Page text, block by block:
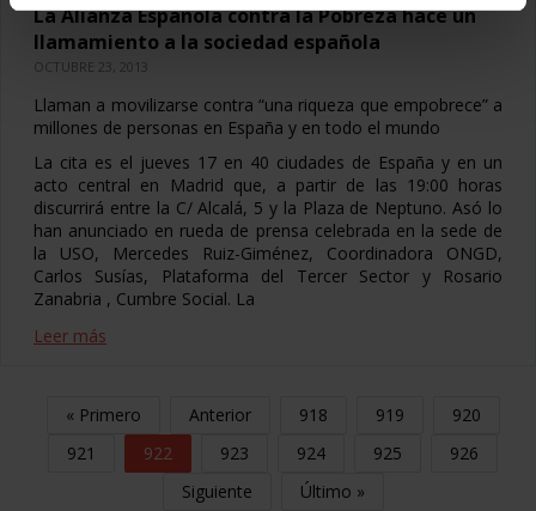
La Alianza Española contra la Pobreza hace un
llamamiento a la sociedad española
OCTUBRE 23, 2013
Llaman a movilizarse contra “una riqueza que empobrece” a
millones de personas en España y en todo el mundo
La cita es el jueves 17 en 40 ciudades de España y en un
acto central en Madrid que, a partir de las 19:00 horas
discurrirá entre la C/ Alcalá, 5 y la Plaza de Neptuno. Asó lo
han anunciado en rueda de prensa celebrada en la sede de
la USO, Mercedes Ruiz-Giménez, Coordinadora ONGD,
Carlos Susías, Plataforma del Tercer Sector y Rosario
Zanabria , Cumbre Social. La
Leer más
« Primero Anterior 918 919
920
921
922 923 924 925
926
Siguiente
Último »